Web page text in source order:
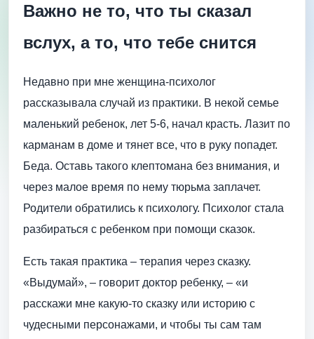
Важно не то, что ты сказал
вслух, а то, что тебе снится
Недавно при мне женщина-психолог
рассказывала случай из практики. В некой семье
маленький ребенок, лет 5-6, начал красть. Лазит по
карманам в доме и тянет все, что в руку попадет.
Беда. Оставь такого клептомана без внимания, и
через малое время по нему тюрьма заплачет.
Родители обратились к психологу. Психолог стала
разбираться с ребенком при помощи сказок.
Есть такая практика – терапия через сказку.
«Выдумай», – говорит доктор ребенку, – «и
расскажи мне какую-то сказку или историю с
чудесными персонажами, и чтобы ты сам там